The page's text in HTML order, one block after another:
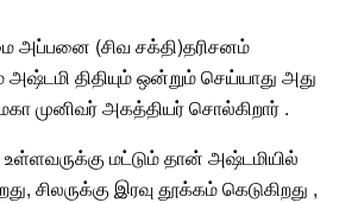
அப்பனை (சிவ சக்தி)தரிசனம்
திதியும் ஒன்றும் செய்யாது அது
முனிவர் அகத்தியர் சொல்கிறார் .
மட்டும் தான் அஷ்டமியில்
சிலருக்கு இரவு தூக்கம் கெடுகிறது ,